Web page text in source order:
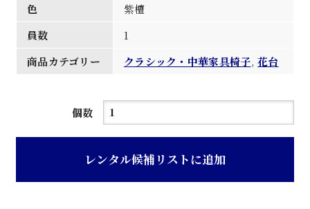
色
紫檀
員数
1
商品カテゴリー
クラシック・中華家具椅子,花台
個数
紫
型
レンタル候補リストに追加